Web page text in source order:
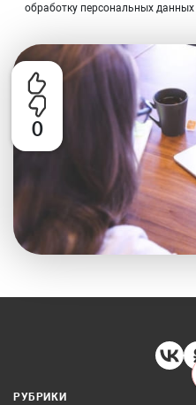
0
обработку персональных данных
РУБРИКИ